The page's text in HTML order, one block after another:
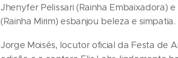
Jhenyfer Pelissari (Rainha Embaixadora)
(Rainha Mirim) esbanjou beleza e simpatia.
Jorge Moisés, locutor oficial da Festa de